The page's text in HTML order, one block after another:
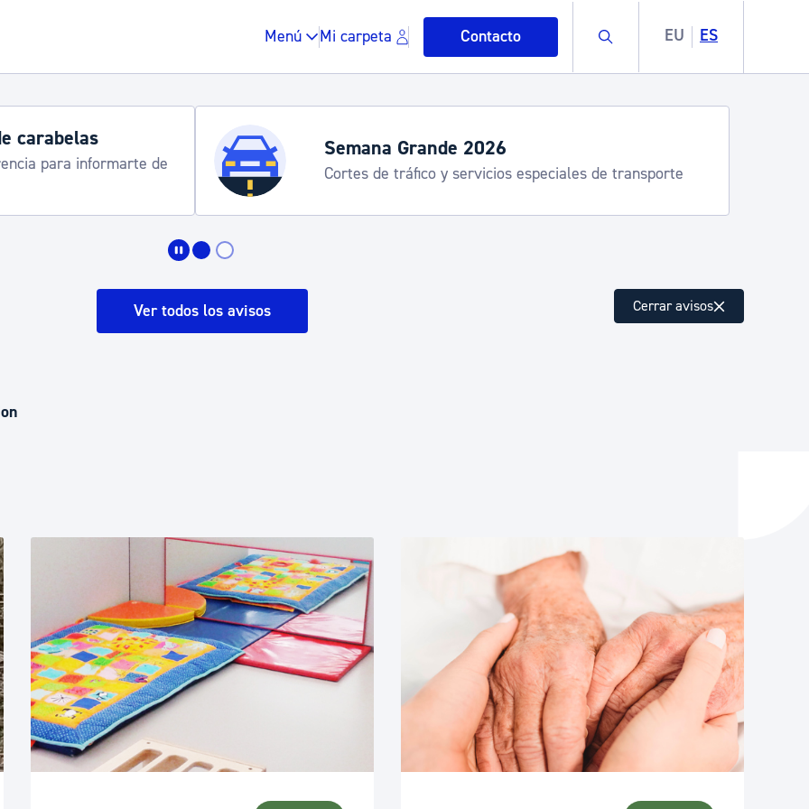
Menú Mi carpeta Contacto Buscar EU ES
Espacio público, residuos y medioambiente
Igualdad, Derechos Humanos y convivencia
Cultura
Turismo
Horarios y servicios de verano
Udalinfo, Donostia Kirola, Donostia Kultura, San Telmo,
Urgull, Hondalea, Turismo
Ver todos los avisos Cerrar avisos